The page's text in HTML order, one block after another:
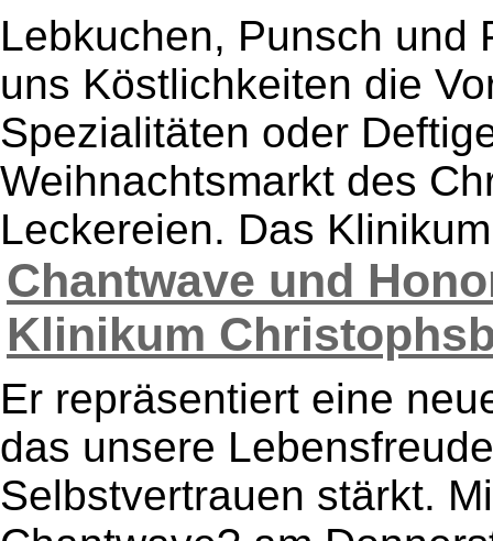
Lebkuchen, Punsch und
uns Köstlichkeiten die
Spezialitäten oder
Weihnachtsmarkt des
Leckereien. Das
Chantwave und
Klinikum
Er repräsentiert eine
das unsere
Selbstvertrauen stärkt.